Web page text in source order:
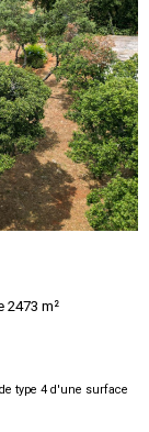
2473 m²
type 4 d'une surface